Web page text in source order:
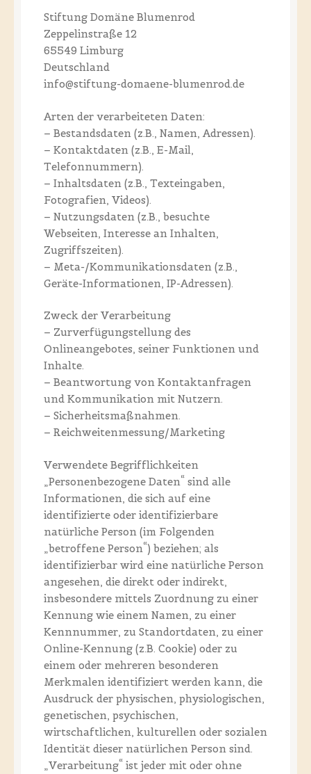
Stiftung Domäne Blumenrod
Zeppelinstraße 12
65549 Limburg
Deutschland
info@stiftung-domaene-blumenrod.de
Arten der verarbeiteten Daten:
– Bestandsdaten (z.B., Namen, Adressen).
– Kontaktdaten (z.B., E-Mail,
Telefonnummern).
– Inhaltsdaten (z.B., Texteingaben,
Fotografien, Videos).
– Nutzungsdaten (z.B., besuchte
Webseiten, Interesse an Inhalten,
Zugriffszeiten).
– Meta-/Kommunikationsdaten (z.B.,
Geräte-Informationen, IP-Adressen).
Zweck der Verarbeitung
– Zurverfügungstellung des
Onlineangebotes, seiner Funktionen und
Inhalte.
– Beantwortung von Kontaktanfragen
und Kommunikation mit Nutzern.
– Sicherheitsmaßnahmen.
– Reichweitenmessung/Marketing
Verwendete Begrifflichkeiten
„Personenbezogene Daten“ sind alle
Informationen, die sich auf eine
identifizierte oder identifizierbare
natürliche Person (im Folgenden
„betroffene Person“) beziehen; als
identifizierbar wird eine natürliche Person
angesehen, die direkt oder indirekt,
insbesondere mittels Zuordnung zu einer
Kennung wie einem Namen, zu einer
Kennnummer, zu Standortdaten, zu einer
Online-Kennung (z.B. Cookie) oder zu
einem oder mehreren besonderen
Merkmalen identifiziert werden kann, die
Ausdruck der physischen, physiologischen,
genetischen, psychischen,
wirtschaftlichen, kulturellen oder sozialen
Identität dieser natürlichen Person sind.
„Verarbeitung“ ist jeder mit oder ohne